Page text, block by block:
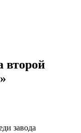
второй
завода